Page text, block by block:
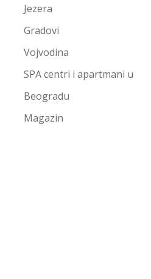
Jezera
Gradovi
Vojvodina
SPA centri i apartmani u
Beogradu
Magazin